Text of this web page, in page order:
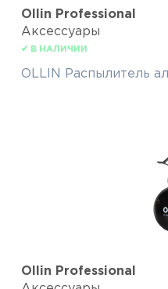
Ollin Professional
Аксессуары
✔ В НАЛИЧИИ
OLLIN Распылитель
Ollin Professional